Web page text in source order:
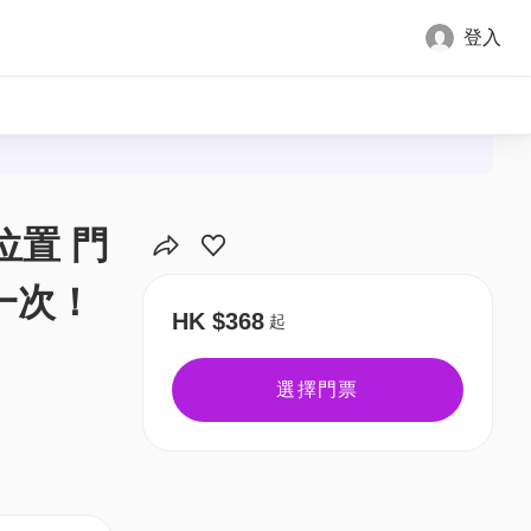
登入
置 門
！
HK $368 起
選擇門票